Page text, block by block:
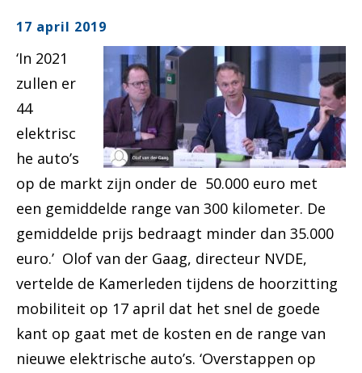
17 april 2019
‘In 2021
zullen er
44
elektrisc
he auto’s
op de markt zijn onder de 50.000 euro met
een gemiddelde range van 300 kilometer. De
gemiddelde prijs bedraagt minder dan 35.000
euro.’ Olof van der Gaag, directeur NVDE,
vertelde de Kamerleden tijdens de hoorzitting
mobiliteit op 17 april dat het snel de goede
kant op gaat met de kosten en de range van
nieuwe elektrische auto’s. ‘Overstappen op